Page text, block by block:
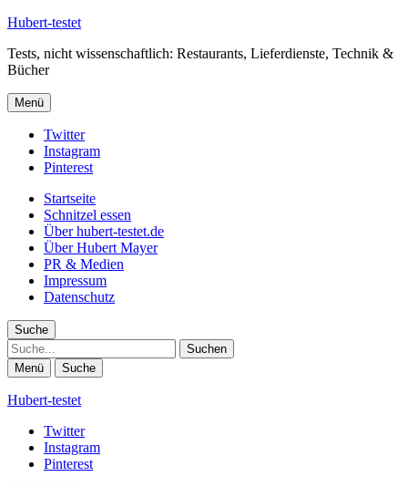
Hubert-testet
Tests, nicht wissenschaftlich: Restaurants, Lieferdienste, Technik &
Bücher
Menü
Twitter
Instagram
Pinterest
Startseite
Schnitzel essen
Über hubert-testet.de
Über Hubert Mayer
PR & Medien
Impressum
Datenschutz
Suche
Suche
Menü Suche
Hubert-testet
Twitter
Instagram
Pinterest